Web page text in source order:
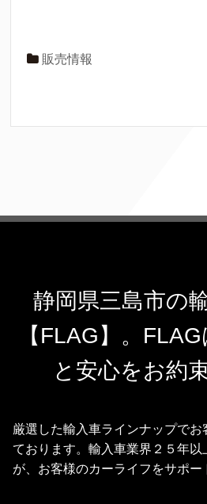
販売情報
静岡県三島市の
【FLAG】。
と安心をお約
厳選した輸入車ラインナップで
ております。輸入車業界２５年以
が、お客様のカーライフをサポー